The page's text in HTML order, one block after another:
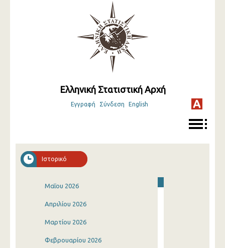
Ελληνική Στατιστική Αρχή
Εγγραφή Σύνδεση English
Ιστορικό
Μαΐου 2026
Απριλίου 2026
Μαρτίου 2026
Φεβρουαρίου 2026